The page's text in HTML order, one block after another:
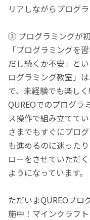
リアしながらプログ
③ プログラミングが
「プログラミングを
だし続くか不安」と
ログラミング教室」
で、未経験でも楽し
QUREOでのプログラ
ス操作で組み立てて
さまでもすぐにプロ
も進めるのに迷った
ローをさせていただ
ようになっています。
ただいまQUREOプロ
施中！マインクラフ